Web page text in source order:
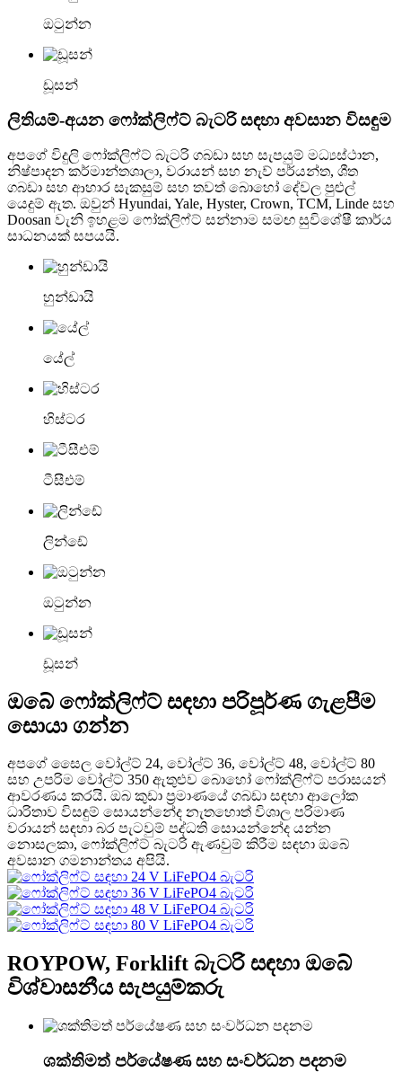
ඔටුන්න
ඩූසන්
ලිතියම්-අයන ෆෝක්ලිෆ්ට් බැටරි සඳහා අවසාන විසඳුම
අපගේ විදුලි ෆෝක්ලිෆ්ට් බැටරි ගබඩා සහ සැපයුම් මධ්‍යස්ථාන,
නිෂ්පාදන කර්මාන්තශාලා, වරායන් සහ නැව් පර්යන්ත, ශීත
ගබඩා සහ ආහාර සැකසුම් සහ තවත් බොහෝ දේවල පුළුල්
යෙදුම් ඇත. ඔවුන් Hyundai, Yale, Hyster, Crown, TCM, Linde සහ
Doosan වැනි ඉහළම ෆෝක්ලිෆ්ට් සන්නාම සමඟ සුවිශේෂී කාර්ය
සාධනයක් සපයයි.
හුන්ඩායි
යේල්
හිස්ටර
ටීසීඑම්
ලින්ඩේ
ඔටුන්න
ඩූසන්
ඔබේ ෆෝක්ලිෆ්ට් සඳහා පරිපූර්ණ ගැළපීම
සොයා ගන්න
අපගේ සෛල වෝල්ට් 24, වෝල්ට් 36, වෝල්ට් 48, වෝල්ට් 80
සහ උපරිම වෝල්ට් 350 ඇතුළුව බොහෝ ෆෝක්ලිෆ්ට් පරාසයන්
ආවරණය කරයි. ඔබ කුඩා ප්‍රමාණයේ ගබඩා සඳහා ආලෝක
ධාරිතාව විසඳුම් සොයන්නේද නැතහොත් විශාල පරිමාණ
වරායන් සඳහා බර පැටවුම් පද්ධති සොයන්නේද යන්න
නොසලකා, ෆෝක්ලිෆ්ට් බැටරි ඇණවුම් කිරීම සඳහා ඔබේ
අවසාන ගමනාන්තය අපියි.
ROYPOW, Forklift බැටරි සඳහා ඔබේ
විශ්වාසනීය සැපයුම්කරු
ශක්තිමත් පර්යේෂණ සහ සංවර්ධන පදනම